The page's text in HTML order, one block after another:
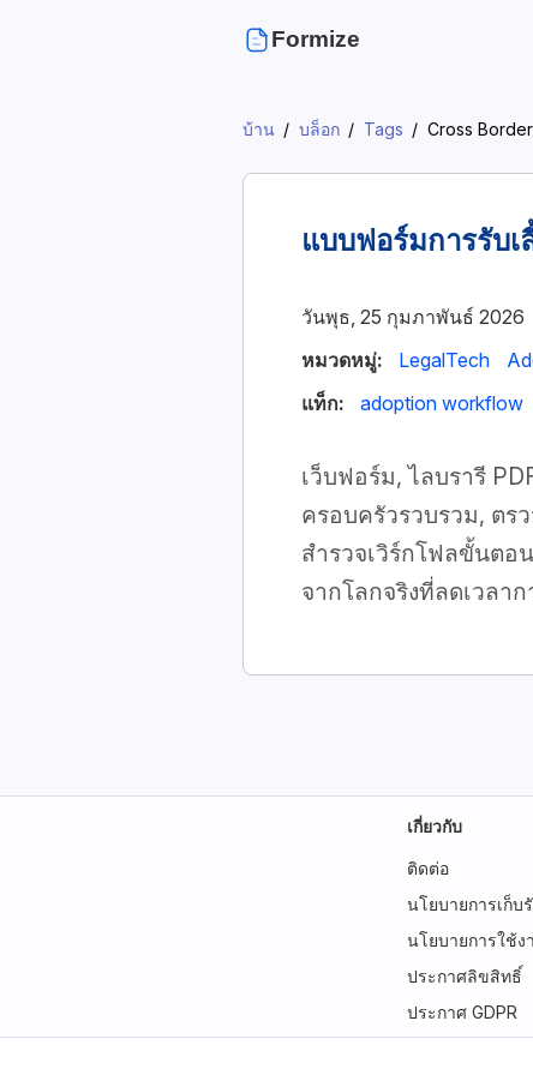
Formize
บ้าน บล็อก Tags Cross
แบบฟอร์มการรับเ
วันพุธ, 25 กุมภาพันธ์ 2026
หมวดหมู่:
LegalTech
แท็ก:
adoption workflow
เว็บฟอร์ม, ไลบรารี
ครอบครัวรวบรวม, ตร
สำรวจเวิร์กโฟลขั้นต
จากโลกจริงที่ลดเวลา
เกี่ยวกับ
ติดต่อ
นโยบายการเก็บ
นโยบายการใช้ง
ประกาศลิขสิทธิ์
ประกาศ GDPR